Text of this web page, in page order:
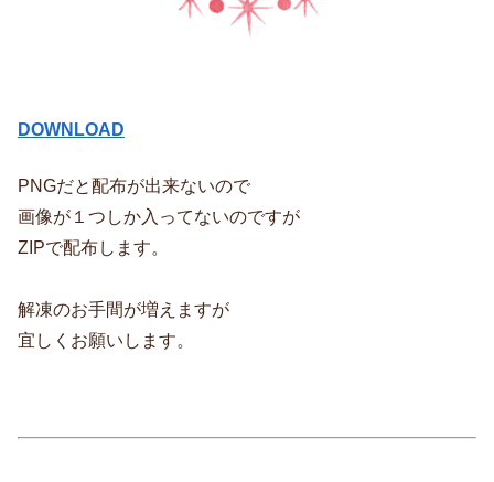
DOWNLOAD
PNGだと配布が出来ないので
画像が１つしか入ってないのですが
ZIPで配布します。
解凍のお手間が増えますが
宜しくお願いします。